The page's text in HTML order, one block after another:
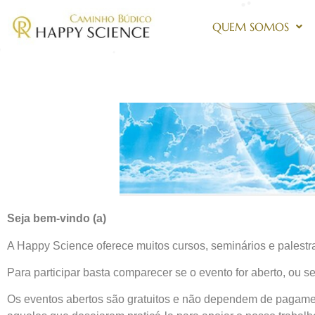
QUEM SOMOS
Seja bem-vindo (a)
A Happy Science oferece muitos cursos, seminários e
Para participar basta comparecer se o evento for aberto, ou
Os eventos abertos são gratuitos e não dependem de